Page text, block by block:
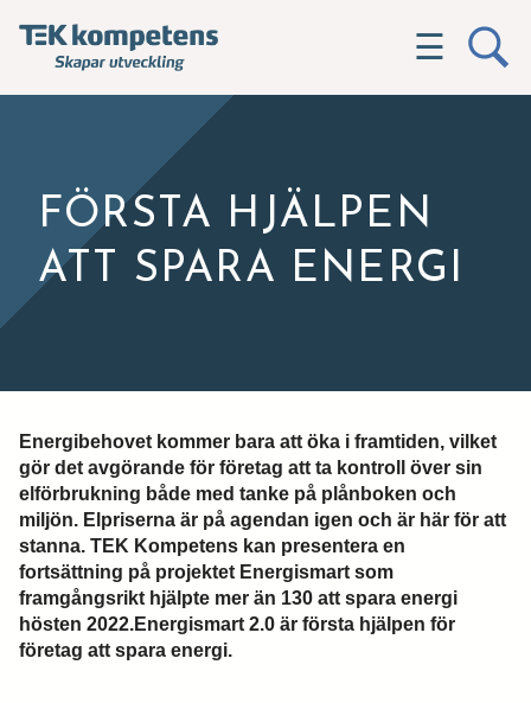
☰
FÖRSTA HJÄLPEN
ATT SPARA ENERGI
Energibehovet kommer bara att öka i framtiden, vilket
gör det avgörande för företag att ta kontroll över sin
elförbrukning både med tanke på plånboken och
miljön. Elpriserna är på agendan igen och är här för att
stanna. TEK Kompetens kan presentera en
fortsättning på projektet Energismart som
framgångsrikt hjälpte mer än 130 att spara energi
hösten 2022.Energismart 2.0 är första hjälpen för
företag att spara energi.